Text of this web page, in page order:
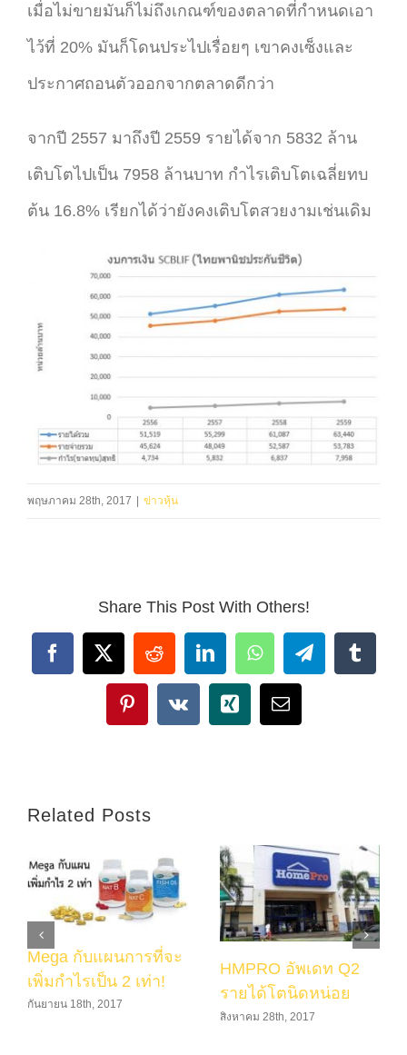
เมื่อไม่ขายมันก็ไม่ถึงเกณฑ์ของตลาดที่กำหนดเอา
ไว้ที่ 20% มันก็โดนประไปเรื่อยๆ เขาคงเซ็งและ
ประกาศถอนตัวออกจากตลาดดีกว่า
จากปี 2557 มาถึงปี 2559 รายได้จาก 5832 ล้าน
เติบโตไปเป็น 7958 ล้านบาท กำไรเติบโตเฉลี่ยทบ
ต้น 16.8% เรียกได้ว่ายังคงเติบโตสวยงามเช่นเดิม
พฤษภาคม 28th, 2017 ข่าวหุ้น
Share This Post With Others!
Facebook
X RedditLinkedInWhatsAppTelegramTumblr
Pinterest
Vk Xing Email
Related Posts
Mega กับแผนการที่จะ
เพิ่มกำไรเป็น 2 เท่า!
กันยายน 18th, 2017
HMPRO อัพเดท Q2
รายได้โตนิดหน่อย
สิงหาคม 28th, 2017